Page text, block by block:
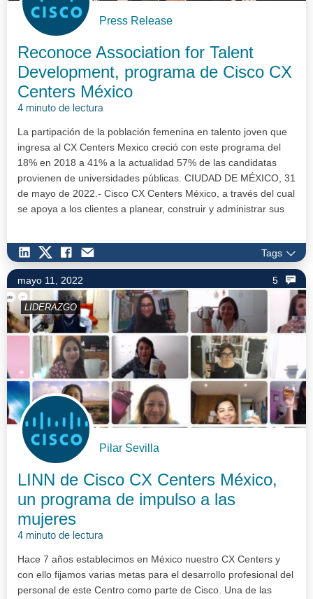
Press Release
Reconoce Association for Talent
Development, programa de Cisco CX
Centers México
4 minuto de lectura
La partipación de la población femenina en talento joven que
ingresa al CX Centers Mexico creció con este programa del
18% en 2018 a 41% a la actualidad 57% de las candidatas
provienen de universidades públicas. CIUDAD DE MÉXICO, 31
de mayo de 2022.- Cisco CX Centers México, a través del cual
se apoya a los clientes a planear, construir y administrar sus
Tags
mayo 11, 2022 5
LIDERAZGO
Pilar Sevilla
LINN de Cisco CX Centers México,
un programa de impulso a las
mujeres
4 minuto de lectura
Hace 7 años establecimos en México nuestro CX Centers y
con ello fijamos varias metas para el desarrollo profesional del
personal de este Centro como parte de Cisco. Una de las